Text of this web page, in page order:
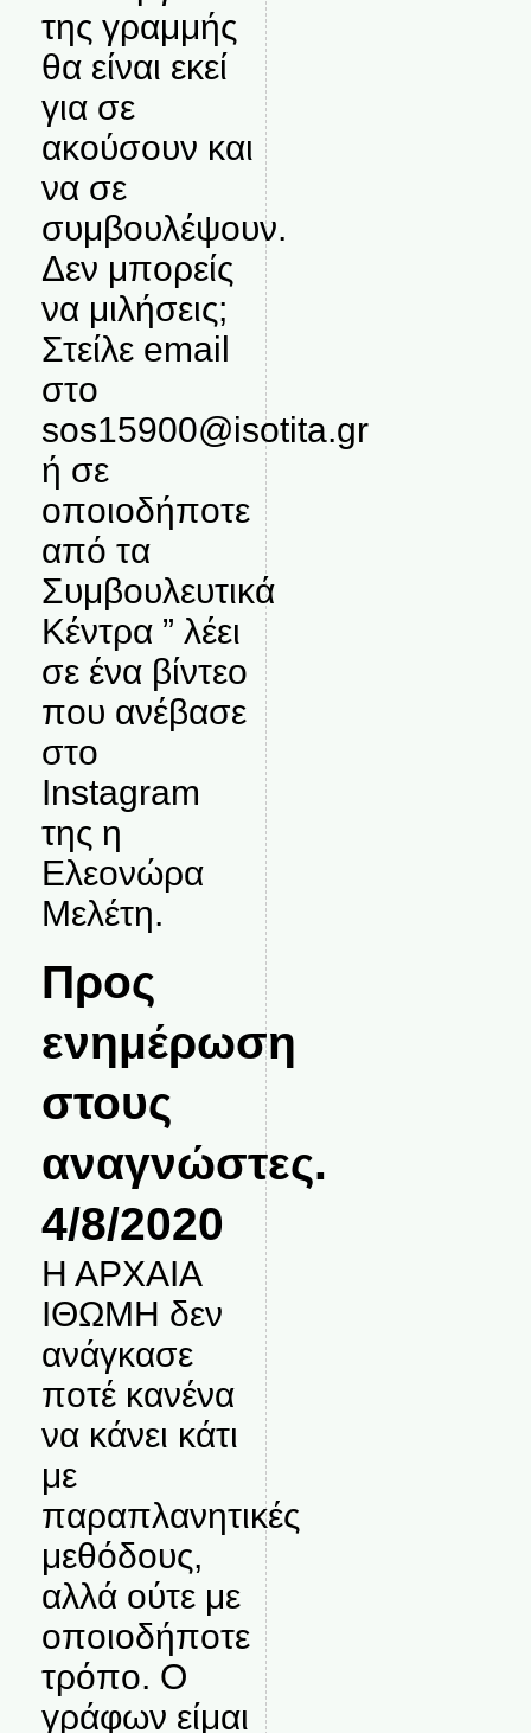
της γραμμής
θα είναι εκεί
για σε
ακούσουν και
να σε
συμβουλέψουν.
Δεν μπορείς
να μιλήσεις;
Στείλε email
στο
sos15900@isotita.gr
ή σε
οποιοδήποτε
από τα
Συμβουλευτικά
Κέντρα ” λέει
σε ένα βίντεο
που ανέβασε
στο
Instagram
της η
Ελεονώρα
Μελέτη.
Προς
ενημέρωση
στους
αναγνώστες.
4/8/2020
Η ΑΡΧΑΙΑ
ΙΘΩΜΗ δεν
ανάγκασε
ποτέ κανένα
να κάνει κάτι
με
παραπλανητικές
μεθόδους,
αλλά ούτε με
οποιοδήποτε
τρόπο. Ο
γράφων είμαι